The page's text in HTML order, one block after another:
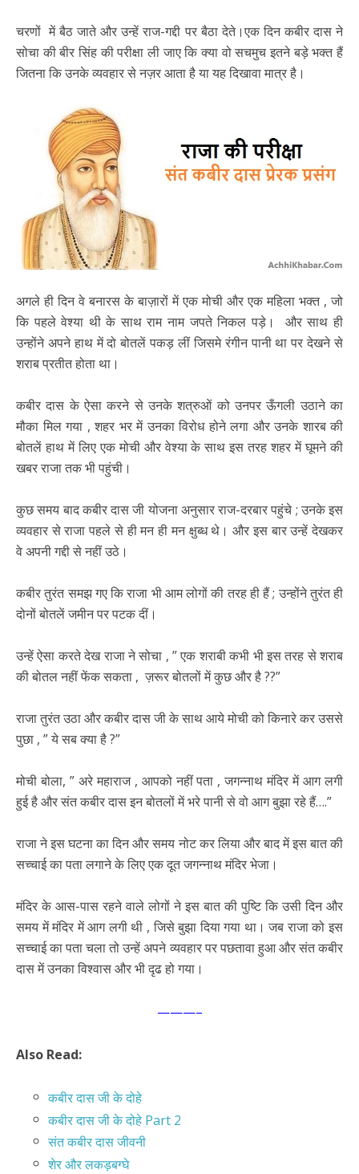
चरणों में बैठ जाते और उन्हें राज-गद्दी पर बैठा देते।एक दिन कबीर दास ने
सोचा की बीर सिंह की परीक्षा ली जाए कि क्या वो सचमुच इतने बड़े भक्त हैं
जितना कि उनके व्यवहार से नज़र आता है या यह दिखावा मात्र है।
अगले ही दिन वे बनारस के बाज़ारों में एक मोची और एक महिला भक्त , जो
कि पहले वेश्या थी के साथ राम नाम जपते निकल पड़े। और साथ ही
उन्होंने अपने हाथ में दो बोतलें पकड़ लीं जिसमे रंगीन पानी था पर देखने से
शराब प्रतीत होता था।
कबीर दास के ऐसा करने से उनके शत्रुओं को उनपर ऊँगली उठाने का
मौका मिल गया , शहर भर में उनका विरोध होने लगा और उनके शारब की
बोतलें हाथ में लिए एक मोची और वेश्या के साथ इस तरह शहर में घूमने की
खबर राजा तक भी पहुंची।
कुछ समय बाद कबीर दास जी योजना अनुसार राज-दरबार पहुंचे ; उनके इस
व्यवहार से राजा पहले से ही मन ही मन क्षुब्ध थे। और इस बार उन्हें देखकर
वे अपनी गद्दी से नहीं उठे।
कबीर तुरंत समझ गए कि राजा भी आम लोगों की तरह ही हैं ; उन्होंने तुरंत ही
दोनों बोतलें जमीन पर पटक दीं।
उन्हें ऐसा करते देख राजा ने सोचा , ” एक शराबी कभी भी इस तरह से शराब
की बोतल नहीं फेंक सकता , ज़रूर बोतलों में कुछ और है ??”
राजा तुरंत उठा और कबीर दास जी के साथ आये मोची को किनारे कर उससे
पुछा , ” ये सब क्या है ?”
मोची बोला, ” अरे महाराज , आपको नहीं पता , जगन्नाथ मंदिर में आग लगी
हुई है और संत कबीर दास इन बोतलों में भरे पानी से वो आग बुझा रहे हैं….”
राजा ने इस घटना का दिन और समय नोट कर लिया और बाद में इस बात की
सच्चाई का पता लगाने के लिए एक दूत जगन्नाथ मंदिर भेजा।
मंदिर के आस-पास रहने वाले लोगों ने इस बात की पुष्टि कि उसी दिन और
समय में मंदिर में आग लगी थी , जिसे बुझा दिया गया था। जब राजा को इस
सच्चाई का पता चला तो उन्हें अपने व्यवहार पर पछतावा हुआ और संत कबीर
दास में उनका विश्वास और भी दृढ हो गया।
———–
Also Read:
कबीर दास जी के दोहे
कबीर दास जी के दोहे Part 2
संत कबीर दास जीवनी
शेर और लकड़बग्घे